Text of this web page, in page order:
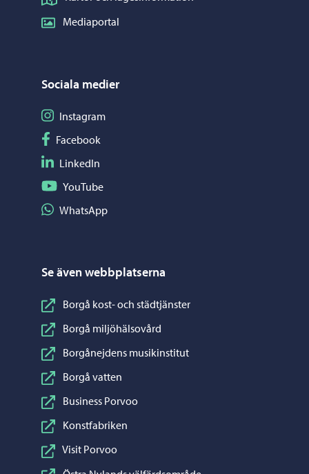
Mediaportal
Sociala medier
Följ på Instagram
Instagram
Följ på Facebook
Facebook
Följ på LinkedIn
LinkedIn
Följ på YouTube
YouTube
Dela på WhatsApp
WhatsApp
Se även webbplatserna
Borgå kost- och städtjänster
Borgå miljöhälsovård
Borgånejdens musikinstitut
Borgå vatten
Business Porvoo
Konstfabriken
Visit Porvoo